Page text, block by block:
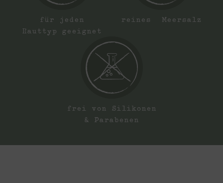
für jeden
Hauttyp geeignet
reines Meersalz
frei von Silikonen
& Parabenen